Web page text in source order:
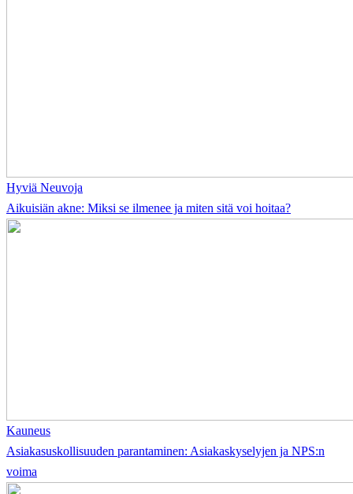
Hyviä Neuvoja
Aikuisiän akne: Miksi se ilmenee ja miten sitä voi hoitaa?
Kauneus
Asiakasuskollisuuden parantaminen: Asiakaskyselyjen ja NPS:n
voima